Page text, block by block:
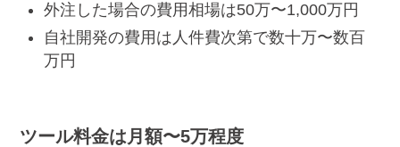
外注した場合の費用相場は50万〜1,000万円
自社開発の費用は人件費次第で数十万〜数百
万円
ツール料金は月額〜5万程度